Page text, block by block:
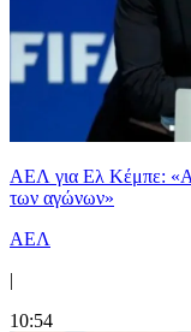
ΑΕΛ για Ελ Κέμπε:
των αγώνων»
ΑΕΛ
|
10:54